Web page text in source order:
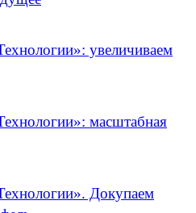
увеличиваем
масштабная
Докупаем